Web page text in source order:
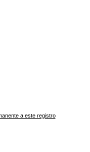
a este registro